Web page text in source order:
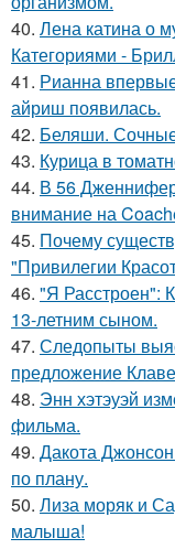
40. Лена катина о
Категориями -
41. Рианна
айриш появилась.
42. Беляши.
43. Курица в
44. В 56 Дженнифер
внимание на
45. Почему
"Привилегии
46. "Я Расстроен":
13-летним сыном.
47. Следопыты
предложение
48. Энн хэтэуэй
фильма.
49. Дакота
по плану.
50. Лиза моряк и
малыша!